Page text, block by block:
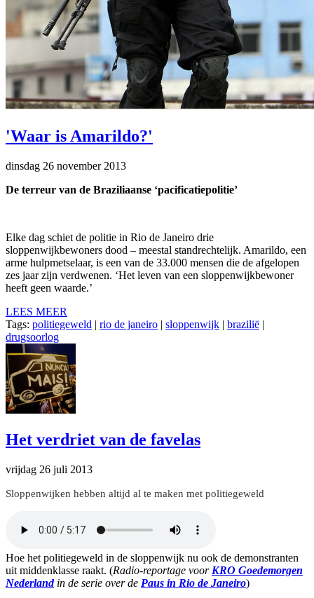
'Waar is Amarildo?'
dinsdag 26 november 2013
De terreur van de Braziliaanse ‘pacificatiepolitie’
Elke dag schiet de politie in Rio de Janeiro drie
sloppenwijkbewoners dood – meestal standrechtelijk. Amarildo, een
arme hulpmetselaar, is een van de 33.000 mensen die de afgelopen
zes jaar zijn verdwenen. ‘Het leven van een sloppenwijkbewoner
heeft geen waarde.’
LEES MEER
Tags: politiegeweld | rio de janeiro | sloppenwijk | brazilië |
drugsoorlog
Het verdriet van de favelas
vrijdag 26 juli 2013
Sloppenwijken hebben altijd al te maken met politiegeweld
Hoe het politiegeweld in de sloppenwijk nu ook de demonstranten
uit middenklasse raakt. (Radio-reportage voor KRO Goedemorgen
Nederlandin de serie over de Paus in Rio de Janeiro)